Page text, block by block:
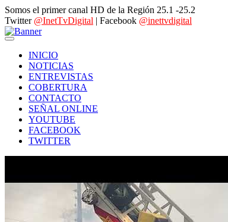
Somos el primer canal HD de la Región 25.1 -25.2
Twitter @InetTvDigital | Facebook @inettvdigital
INICIO
NOTICIAS
ENTREVISTAS
COBERTURA
CONTACTO
SEÑAL ONLINE
YOUTUBE
FACEBOOK
TWITTER